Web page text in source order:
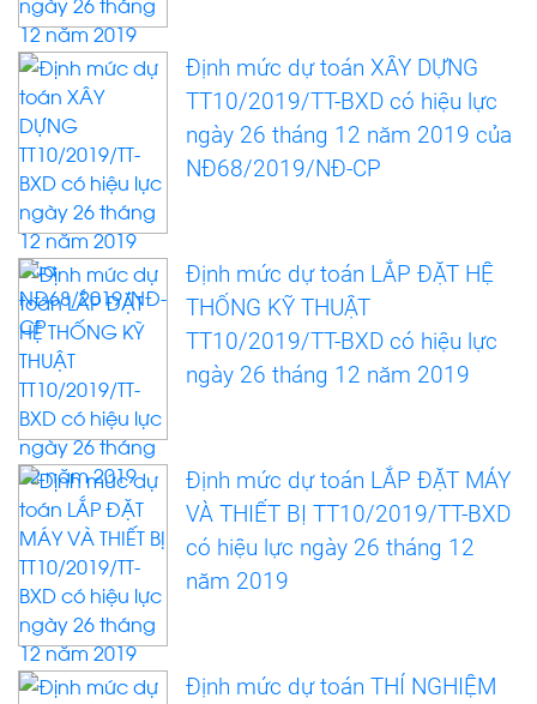
Định mức dự toán XÂY DỰNG
TT10/2019/TT-BXD có hiệu lực
ngày 26 tháng 12 năm 2019 của
NĐ68/2019/NĐ-CP
Định mức dự toán LẮP ĐẶT HỆ
THỐNG KỸ THUẬT
TT10/2019/TT-BXD có hiệu lực
ngày 26 tháng 12 năm 2019
Định mức dự toán LẮP ĐẶT MÁY
VÀ THIẾT BỊ TT10/2019/TT-BXD
có hiệu lực ngày 26 tháng 12
năm 2019
Định mức dự toán THÍ NGHIỆM